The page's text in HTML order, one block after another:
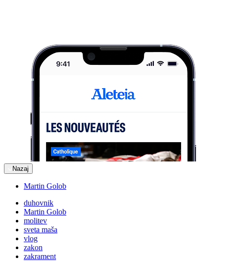
Nazaj
Martin Golob
duhovnik
Martin Golob
molitev
sveta maša
vlog
zakon
zakrament